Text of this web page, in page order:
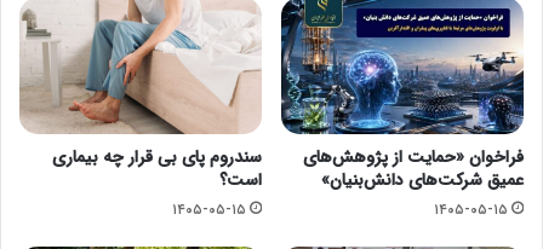
فراخوان «حمایت از پژوهش‌های
عمیق شرکت‌های دانش‌بنیان»
۱۴۰۵-۰۵-۱۵
سندروم پای بی قرار چه بیماری
است؟
۱۴۰۵-۰۵-۱۵